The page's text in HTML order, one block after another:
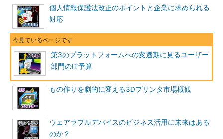
個人情報保護法改正のポイントと企業に求められる
対応
第3のプラットフォームへの変遷期に見るユーザー
部門のIT予算
もの作りを劇的に変える3Dプリンタ市場概観
ウェアラブルデバイスのビジネス活用に未来はある
のか？